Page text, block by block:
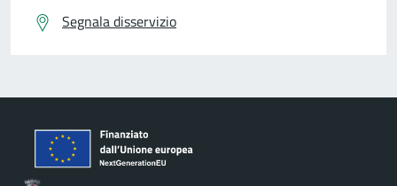
Segnala disservizio